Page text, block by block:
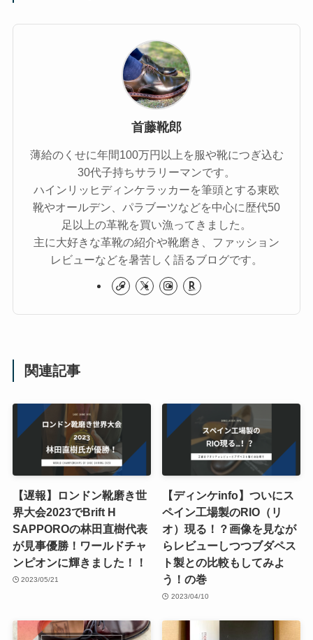
首藤靴郎
薄給のくせに年間100万円以上を服や靴につぎ込む
30代子持ちサラリーマンです。
ハインリッヒディンケラッカーを筆頭とする東欧
靴やオールデン、パラブーツなどを中心に歴代50
足以上の革靴を買い漁ってきました。
主に大好きな革靴の紹介や靴磨き、ファッション
レビューなどを暑苦しく語るブログです。
関連記事
【遅報】ロンドン靴磨き世
界大会2023でBrift H
SAPPOROの林田直樹代表
が見事優勝！ワールドチャ
ンピオンに輝きました！！
2023/05/21
【ディンケinfo】ついにス
ペイン工場製のRIO（リ
オ）現る！？画像を見なが
らレビューしつつブダペス
ト製との比較もしてみよ
う！の巻
2023/04/10